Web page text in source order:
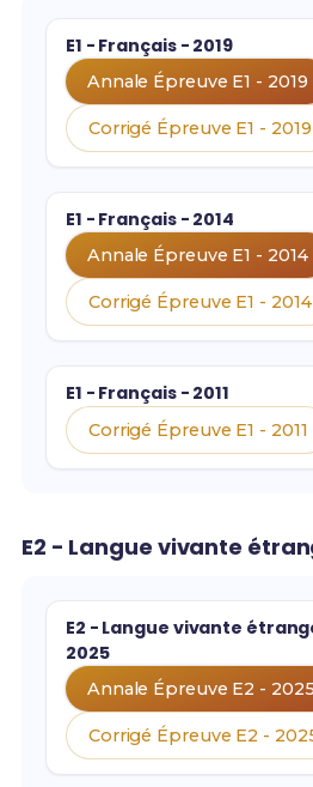
E1 - Français - 2019
Annale Épreuve E1 - 2019
Corrigé Épreuve E1 - 2019
E1 - Français - 2014
Annale Épreuve E1 - 2014
Corrigé Épreuve E1 - 2014
E1 - Français - 2011
Corrigé Épreuve E1 - 2011
E2 - Langue vivante
E2 - Langue vivante
2025
Annale Épreuve E2 - 2025
Corrigé Épreuve E2 -